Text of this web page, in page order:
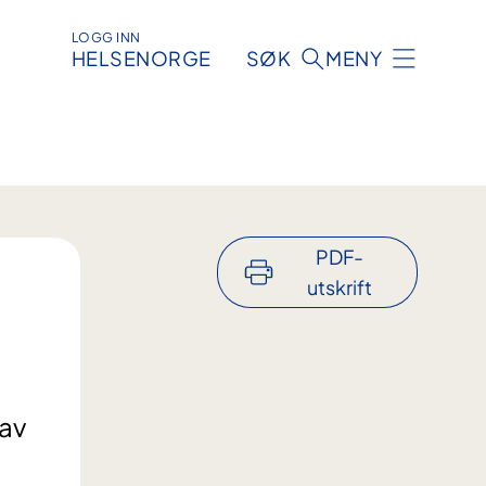
LOGG INN
HELSENORGE SØK MENY
PDF-
utskrift